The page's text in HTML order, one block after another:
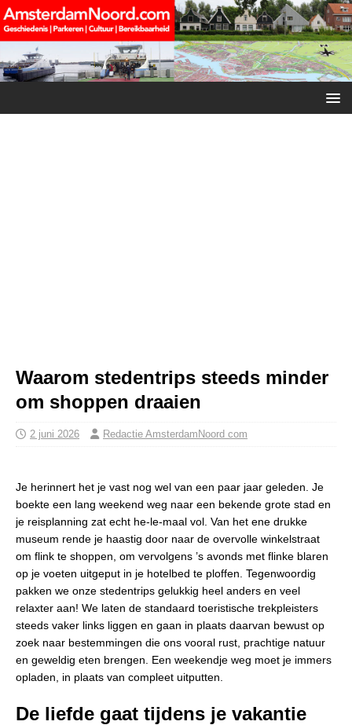
Waarom stedentrips steeds minder
om shoppen draaien
2 juni 2026 Redactie AmsterdamNoord com
Je herinnert het je vast nog wel van een paar jaar geleden. Je
boekte een lang weekend weg naar een bekende grote stad en
je reisplanning zat echt he-le-maal vol. Van het ene drukke
museum rende je haastig door naar de overvolle winkelstraat
om flink te shoppen, om vervolgens ’s avonds met flinke blaren
op je voeten uitgeput in je hotelbed te ploffen. Tegenwoordig
pakken we onze stedentrips gelukkig heel anders en veel
relaxter aan! We laten de standaard toeristische trekpleisters
steeds vaker links liggen en gaan in plaats daarvan bewust op
zoek naar bestemmingen die ons vooral rust, prachtige natuur
en geweldig eten brengen. Een weekendje weg moet je immers
opladen, in plaats van compleet uitputten.
De liefde gaat tijdens je vakantie